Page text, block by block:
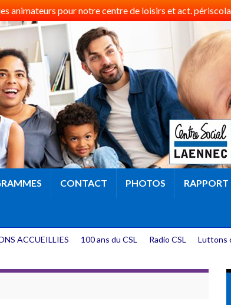
animateurs pour notre centre de loisirs et act.
CONTACT PHOTOS RAPPORT
ACCUEILLIES 100 ans du CSL Radio CSL Luttons